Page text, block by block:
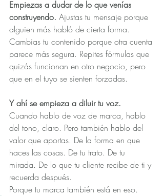
Empiezas a dudar de lo que venías
construyendo. Ajustas tu mensaje porque
alguien más habló de cierta forma.
Cambias tu contenido porque otra cuenta
parece más segura. Repites fórmulas que
quizás funcionan en otro negocio, pero
que en el tuyo se sienten forzadas.
Y ahí se empieza a diluir tu voz.
Cuando hablo de voz de marca, hablo
del tono, claro. Pero también hablo del
valor que aportas. De la forma en que
haces las cosas. De tu trato. De tu
mirada. De lo que tu cliente recibe de ti y
recuerda después.
Porque tu marca también está en eso.